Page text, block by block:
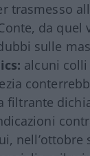
trasmesso
da quel
sulle
alcuni
filtrante
nell’ottobre